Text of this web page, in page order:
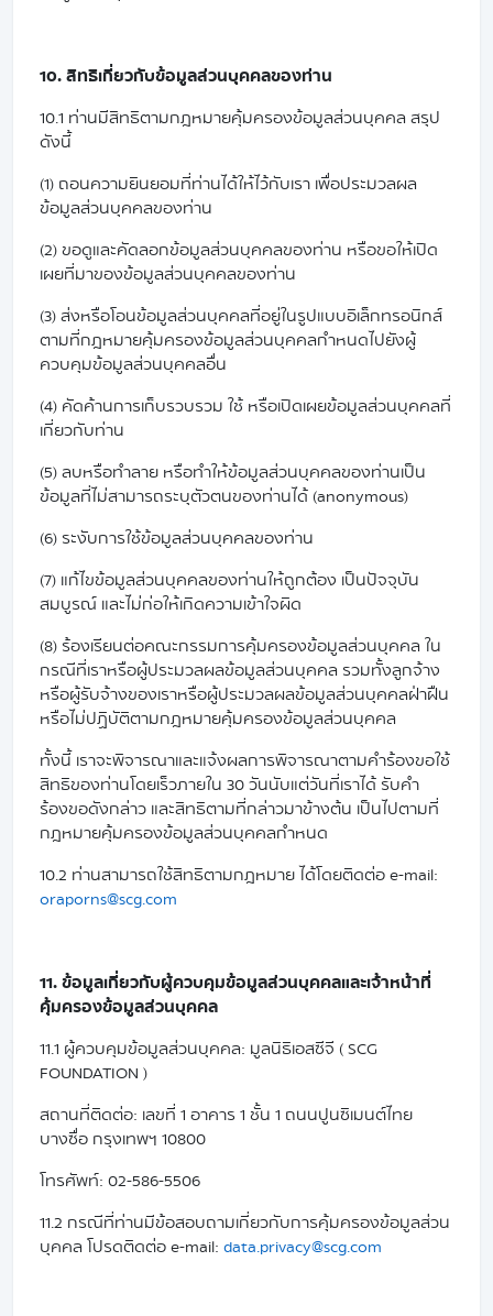
10. สิทธิเกี่ยวกับข้อมูลส่วนบุคคลของท่าน
10.1 ท่านมีสิทธิตามกฎหมายคุ้มครองข้อมูลส่วนบุคคล สรุป
ดังนี้
(1) ถอนความยินยอมที่ท่านได้ให้ไว้กับเรา เพื่อประมวลผล
ข้อมูลส่วนบุคคลของท่าน
(2) ขอดูและคัดลอกข้อมูลส่วนบุคคลของท่าน หรือขอให้เปิด
เผยที่มาของข้อมูลส่วนบุคคลของท่าน
(3) ส่งหรือโอนข้อมูลส่วนบุคคลที่อยู่ในรูปแบบอิเล็กทรอนิกส์
ตามที่กฎหมายคุ้มครองข้อมูลส่วนบุคคลกำหนดไปยังผู้
ควบคุมข้อมูลส่วนบุคคลอื่น
(4) คัดค้านการเก็บรวบรวม ใช้ หรือเปิดเผยข้อมูลส่วนบุคคลที่
เกี่ยวกับท่าน
(5) ลบหรือทำลาย หรือทำให้ข้อมูลส่วนบุคคลของท่านเป็น
ข้อมูลที่ไม่สามารถระบุตัวตนของท่านได้ (anonymous)
(6) ระงับการใช้ข้อมูลส่วนบุคคลของท่าน
(7) แก้ไขข้อมูลส่วนบุคคลของท่านให้ถูกต้อง เป็นปัจจุบัน
สมบูรณ์ และไม่ก่อให้เกิดความเข้าใจผิด
(8) ร้องเรียนต่อคณะกรรมการคุ้มครองข้อมูลส่วนบุคคล ใน
กรณีที่เราหรือผู้ประมวลผลข้อมูลส่วนบุคคล รวมทั้งลูกจ้าง
หรือผู้รับจ้างของเราหรือผู้ประมวลผลข้อมูลส่วนบุคคลฝ่าฝืน
หรือไม่ปฏิบัติตามกฎหมายคุ้มครองข้อมูลส่วนบุคคล
ทั้งนี้ เราจะพิจารณาและแจ้งผลการพิจารณาตามคำร้องขอใช้
สิทธิของท่านโดยเร็วภายใน 30 วันนับแต่วันที่เราได้ รับคำ
ร้องขอดังกล่าว และสิทธิตามที่กล่าวมาข้างต้น เป็นไปตามที่
กฎหมายคุ้มครองข้อมูลส่วนบุคคลกำหนด
10.2 ท่านสามารถใช้สิทธิตามกฎหมาย ได้โดยติดต่อ e-mail:
oraporns@scg.com
11. ข้อมูลเกี่ยวกับผู้ควบคุมข้อมูลส่วนบุคคลและเจ้าหน้าที่
คุ้มครองข้อมูลส่วนบุคคล
11.1 ผู้ควบคุมข้อมูลส่วนบุคคล: มูลนิธิเอสซีจี ( SCG
FOUNDATION )
สถานที่ติดต่อ: เลขที่ 1 อาคาร 1 ชั้น 1 ถนนปูนซิเมนต์ไทย
บางซื่อ กรุงเทพฯ 10800
โทรศัพท์: 02-586-5506
11.2 กรณีที่ท่านมีข้อสอบถามเกี่ยวกับการคุ้มครองข้อมูลส่วน
บุคคล โปรดติดต่อ e-mail: data.privacy@scg.com